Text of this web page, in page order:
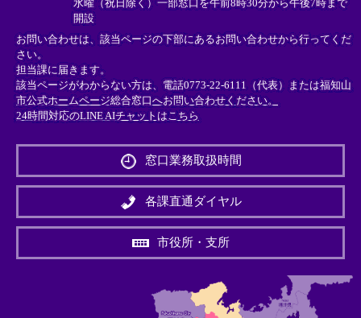
水曜（祝日除く）一部窓口を午前8時30分から午後7時まで
開設
お問い合わせは、該当ページの下部にあるお問い合わせから行ってくだ
さい。
担当課に届きます。
該当ページがわからない方は、電話0773-22-6111（代表）または福知山
市公式ホームページ総合窓口へお問い合わせください。
24時間対応のLINE AIチャットはこちら
外
リ
ン
＞
窓口業務取扱時間
各課直通ダイヤル
市役所・支所